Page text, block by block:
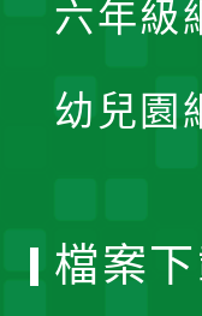
六年級
幼兒園
檔案